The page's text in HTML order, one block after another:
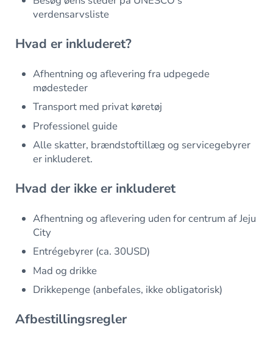
verdensarvsliste
Hvad er inkluderet?
Afhentning og aflevering fra udpegede
mødesteder
Transport med privat køretøj
Professionel guide
Alle skatter, brændstoftillæg og servicegebyrer
er inkluderet.
Hvad der ikke er inkluderet
Afhentning og aflevering uden for centrum af Jeju
City
Entrégebyrer (ca. 30USD)
Mad og drikke
Drikkepenge (anbefales, ikke obligatorisk)
Afbestillingsregler